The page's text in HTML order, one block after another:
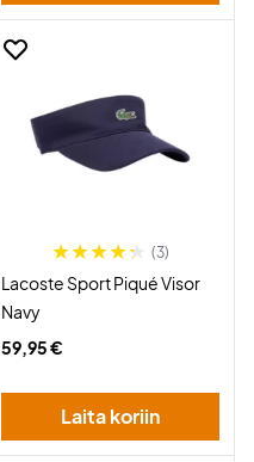
(3)
Lacoste Sport Piqué Visor
Navy
59,95 €
Laita koriin